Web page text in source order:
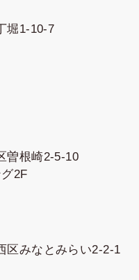
堀1-10-7
曽根崎2-5-10
2F
区みなとみらい2-2-1